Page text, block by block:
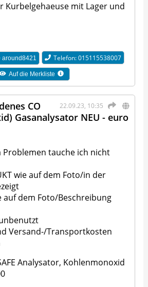
Kurbelgehaeuse mit Lager und
around8421 Telefon: 015115538007
Auf die Merkliste
22.09.23, 10:35
CO
Gasanalysator NEU - euro
Problemen tauche ich nicht
wie auf dem Foto/in der
auf dem Foto/Beschreibung
Versand-/Transportkosten
Analysator, Kohlenmonoxid